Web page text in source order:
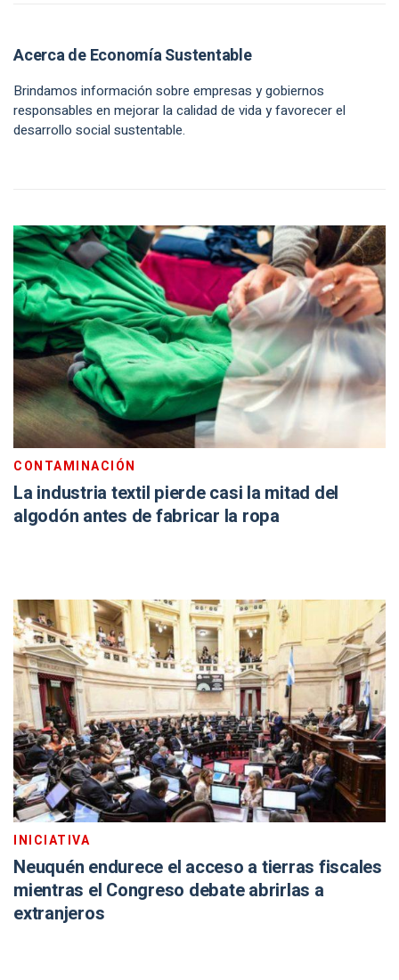
Acerca de Economía Sustentable
Brindamos información sobre empresas y gobiernos
responsables en mejorar la calidad de vida y favorecer el
desarrollo social sustentable.
CONTAMINACIÓN
La industria textil pierde casi la mitad del
algodón antes de fabricar la ropa
INICIATIVA
Neuquén endurece el acceso a tierras fiscales
mientras el Congreso debate abrirlas a
extranjeros